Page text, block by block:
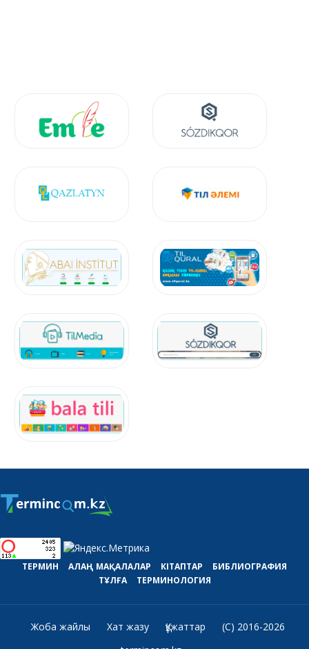
ТЕРМИН АЛАҢ МАҚАЛАЛАР КІТАПТАР
БИБЛИОГРАФИЯ
ТҰЛҒА
ТЕРМИНОЛОГИЯ
Жоба жайлы Хат жазу Құжаттар
(C) 2016-2026